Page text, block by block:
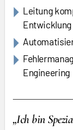
Leitung
Entwicklung
Engineering
„Ich bin